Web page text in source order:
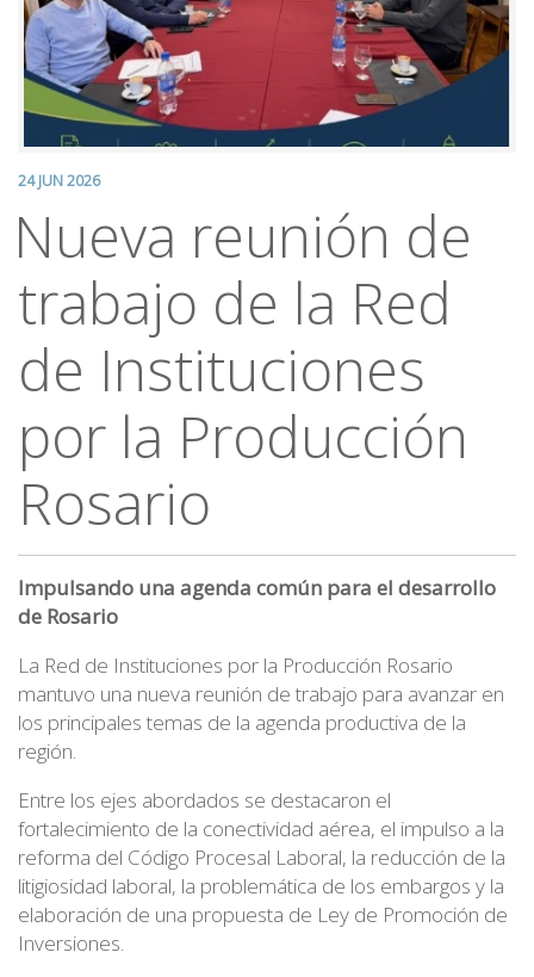
24 JUN 2026
Nueva reunión de
trabajo de la Red
de Instituciones
por la Producción
Rosario
Impulsando una agenda común para el desarrollo
de Rosario
La Red de Instituciones por la Producción Rosario
mantuvo una nueva reunión de trabajo para avanzar en
los principales temas de la agenda productiva de la
región.
Entre los ejes abordados se destacaron el
fortalecimiento de la conectividad aérea, el impulso a la
reforma del Código Procesal Laboral, la reducción de la
litigiosidad laboral, la problemática de los embargos y la
elaboración de una propuesta de Ley de Promoción de
Inversiones.